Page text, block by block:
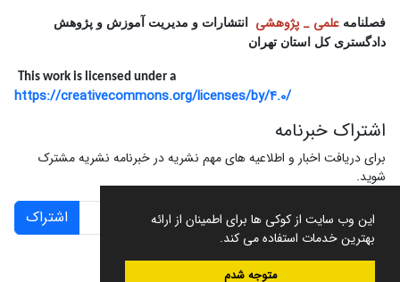
این وب سایت از کوکی ها برای اطمینان از ارائه
بهترین خدمات استفاده می کند.
متوجه شدم
فصلنامه علمی _ پژوهشی
انتشارات و مدیریت آموزش و پژوهش
دادگستری کل استان تهران
This work is licensed under a
https://creativecommons.org/licenses/by/4.0/
اشتراک خبرنامه
برای دریافت اخبار و اطلاعیه های مهم نشریه در خبرنامه نشریه مشترک
شوید.
اشتراک